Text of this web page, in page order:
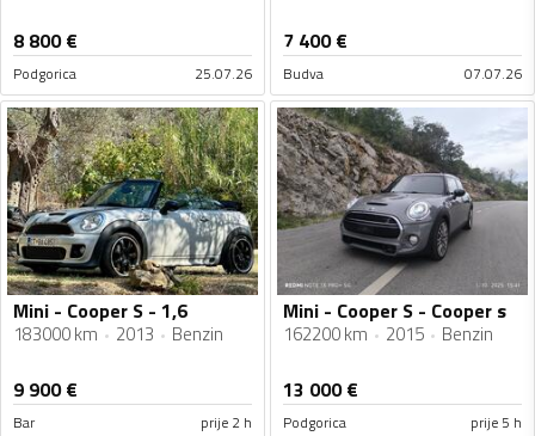
8 800€
Podgorica 25.07.26
7 400€
Budva 07.07.26
Mini - Cooper S - 1,6
183000 km 2013 Benzin
9 900€
Bar prije 2 h
Mini - Cooper S - Cooper s
162200 km 2015 Benzin
13 000€
Podgorica prije 5 h